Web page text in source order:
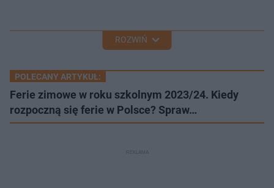
ROZWIŃ
POLECANY ARTYKUŁ:
Ferie zimowe w roku szkolnym 2023/24. Kiedy
rozpoczną się ferie w Polsce? Spraw…